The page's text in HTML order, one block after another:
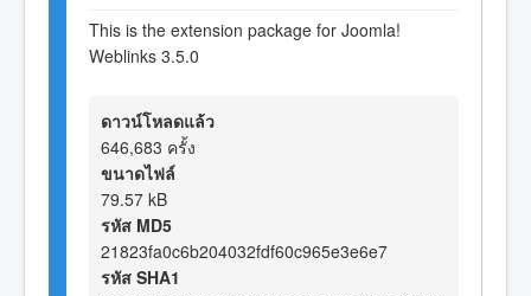
This is the extension package for Joomla!
Weblinks 3.5.0
ดาวน์โหลดแล้ว
646,683 ครั้ง
ขนาดไฟล์
79.57 kB
รหัส MD5
21823fa0c6b204032fdf60c965e3e6e7
รหัส SHA1